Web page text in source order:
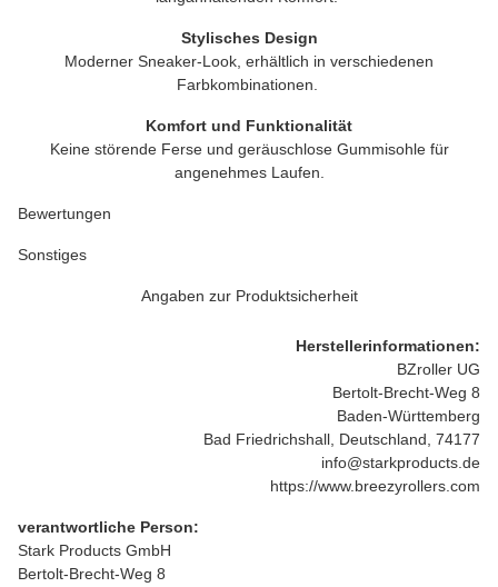
Stylisches Design
Moderner Sneaker-Look, erhältlich in verschiedenen
Farbkombinationen.
Komfort und Funktionalität
Keine störende Ferse und geräuschlose Gummisohle für
angenehmes Laufen.
Bewertungen
Sonstiges
Angaben zur Produktsicherheit
Herstellerinformationen:
BZroller UG
Bertolt-Brecht-Weg 8
Baden-Württemberg
Bad Friedrichshall, Deutschland, 74177
info@starkproducts.de
https://www.breezyrollers.com
verantwortliche Person:
Stark Products GmbH
Bertolt-Brecht-Weg 8